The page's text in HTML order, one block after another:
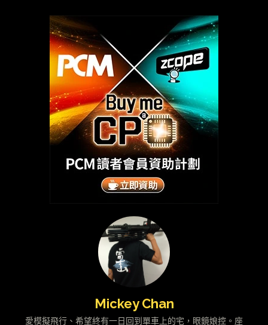
Mickey Chan
愛模擬飛行、希望終有一日回到單車上的宅，眼鏡娘控。座